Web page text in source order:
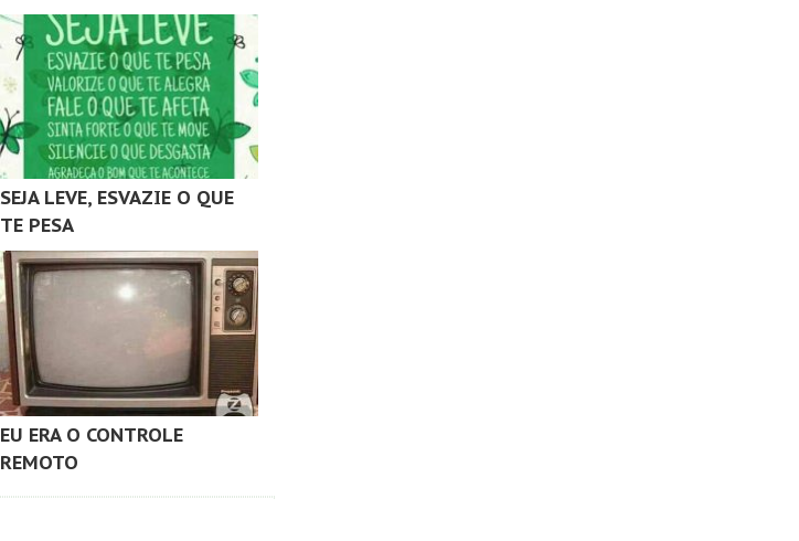
SEJA LEVE, ESVAZIE O QUE
TE PESA
EU ERA O CONTROLE
REMOTO